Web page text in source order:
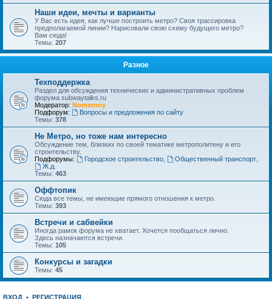
Наши идеи, мечты и варианты
У Вас есть идея, как лучше построить метро? Своя трассировка
предполагаемой линии? Нарисовали свою схему будущего метро?
Вам сюда!
Темы: 207
Разное
Техподдержка
Раздел для обсуждения технических и административных проблем
форума subwaytalks.ru
Модератор: Nomernoy
Подфорум:
Вопросы и предложения по сайту
Темы: 378
Не Метро, но тоже нам интересно
Обсуждение тем, близких по своей тематике метрополитену и его
строительству.
Подфорумы:
Городское строительство, Общественный транспорт,
Ж.д.
Темы: 463
Оффтопик
Сюда все темы, не имеющие прямого отношения к метро.
Темы: 393
Встречи и сабвейки
Иногда рамок форума не хватает. Хочется пообщаться лично.
Здесь назначаются встречи.
Темы: 105
Конкурсы и загадки
Темы: 45
ВХОД • РЕГИСТРАЦИЯ